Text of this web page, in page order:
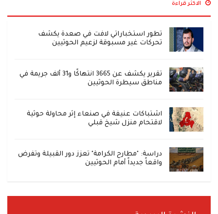
الاكثر قراءة
تطور استخباراتي لافت في صعدة يكشف
تحركات غير مسبوقة لزعيم الحوثيين
تقرير يكشف عن 3665 انتهاكًا و31 ألف جريمة في
مناطق سيطرة الحوثيين
اشتباكات عنيفة في صنعاء إثر محاولة حوثية
لاقتحام منزل شيخ قبلي
دراسة: "مطارح الكرامة" تعزز دور القبيلة وتفرض
واقعاً جديداً أمام الحوثيين